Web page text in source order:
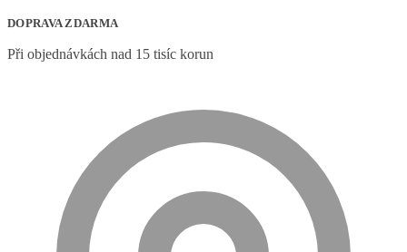
387,00 Kč.
DOPRAVA ZDARMA
Při objednávkách nad 15 tisíc korun